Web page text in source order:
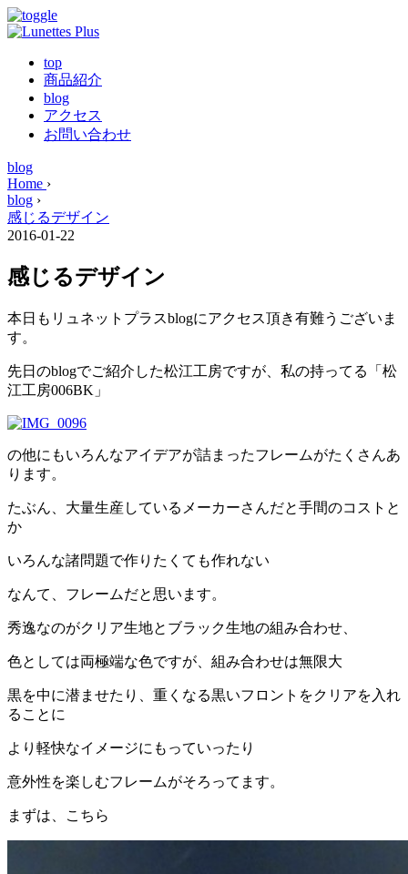
top
商品紹介
blog
アクセス
お問い合わせ
blog
Home ›
blog ›
感じるデザイン
2016-01-22
感じるデザイン
本日もリュネットプラスblogにアクセス頂き有難うございま
す。
先日のblogでご紹介した松江工房ですが、私の持ってる「松
江工房006BK」
の他にもいろんなアイデアが詰まったフレームがたくさんあ
ります。
たぶん、大量生産しているメーカーさんだと手間のコストと
か
いろんな諸問題で作りたくても作れない
なんて、フレームだと思います。
秀逸なのがクリア生地とブラック生地の組み合わせ、
色としては両極端な色ですが、組み合わせは無限大
黒を中に潜ませたり、重くなる黒いフロントをクリアを入れ
ることに
より軽快なイメージにもっていったり
意外性を楽しむフレームがそろってます。
まずは、こちら